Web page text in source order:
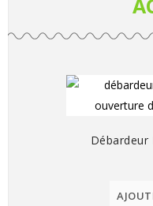
Débardeur